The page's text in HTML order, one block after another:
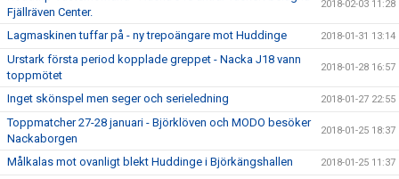
Fjällräven Center.
2018-02-03 11:28
Lagmaskinen tuffar på - ny trepoängare mot Huddinge 2018-01-31 13:14
Urstark första period kopplade greppet - Nacka J18 vann
toppmötet
2018-01-28 16:57
Inget skönspel men seger och serieledning 2018-01-27 22:55
Toppmatcher 27-28 januari - Björklöven och MODO besöker
Nackaborgen
2018-01-25 18:37
Målkalas mot ovanligt blekt Huddinge i Björkängshallen 2018-01-25 11:37